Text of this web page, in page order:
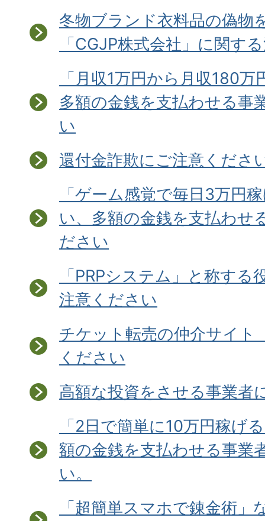
冬物ブランド衣料品の偽物
「CGJP株式会社」に関す
「月収1万円から月収180
多額の金銭を支払わせる事
い
還付金詐欺にご注意くださ
「ゲーム感覚で毎日3万円
い、多額の金銭を支払わせ
ださい
「PRPシステム」と称する
注意ください
チケット転売の仲介サイト
ください
高額な投資をさせる事業者
「2日で簡単に10万円稼げ
額の金銭を支払わせる事業
い。
「超簡単スマホで錬金術